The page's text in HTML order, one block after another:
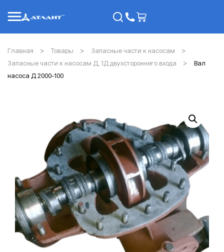
Главная Товары
Запасные части к насосам
Запасные части к насосам Д, 1Д двухстороннего входа
Вал
насоса Д 2000-100